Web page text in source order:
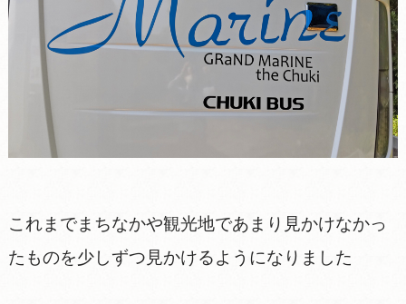
これまでまちなかや観光地であまり見かけなかっ
たものを少しずつ見かけるようになりました